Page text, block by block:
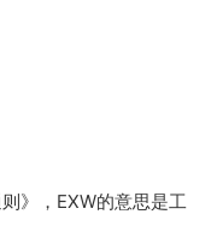
》，EXW的意思是工